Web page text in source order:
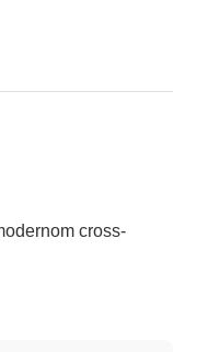
cross-